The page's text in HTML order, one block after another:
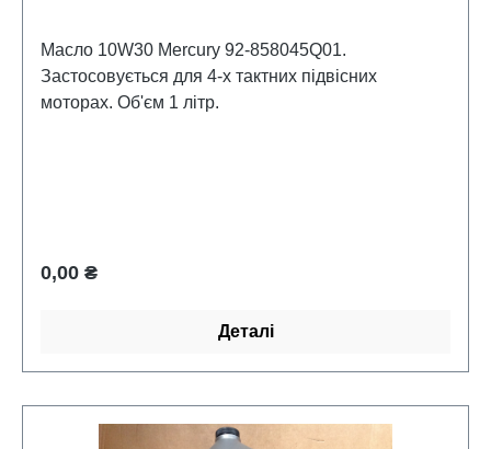
Масло 10W30 Mercury 92-858045Q01.
Застосовується для 4-х тактних підвісних
моторах. Об'єм 1 літр.
Звичайна ціна:
0,00 ₴
Деталі